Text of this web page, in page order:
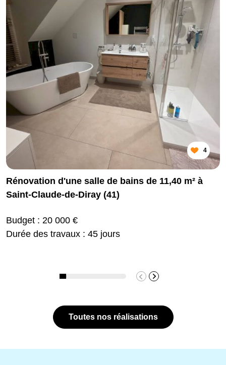
4
Rénovation d'une salle de bains de 11,40 m² à
Saint-Claude-de-Diray (41)
Budget : 20 000 €
Durée des travaux : 45 jours
Toutes nos réalisations